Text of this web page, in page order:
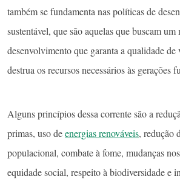
também se fundamenta nas políticas de
sustentável, que são aquelas que buscam um
desenvolvimento que garanta a qualidade de
destrua os recursos necessários às gerações
Alguns princípios dessa corrente são a
primas, uso deenergias renováveis, redução
populacional, combate à fome, mudanças
equidade social, respeito à biodiversidade e